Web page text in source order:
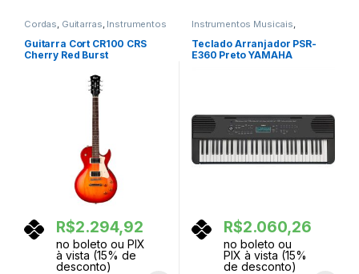
Cordas, Guitarras, Instrumentos
Guitarra Cort CR100 CRS
Cherry Red Burst
R$2.294,92
no boleto ou PIX
à vista (15% de
desconto)
Instrumentos Musicais,
Teclado Arranjador PSR-
E360 Preto YAMAHA
R$2.060,26
no boleto ou
PIX à vista (15%
de desconto)